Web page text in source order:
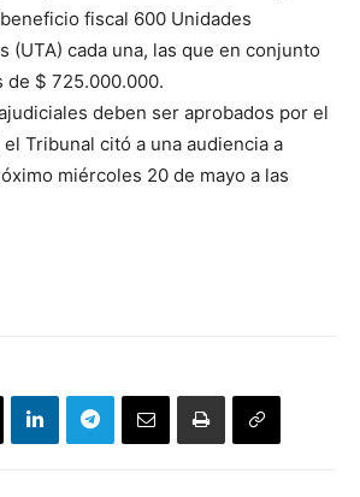
fiscal 600 Unidades
(UTA) cada una, las que en conjunto
de $ 725.000.000.
deben ser aprobados por el
Tribunal citó a una audiencia a
miércoles 20 de mayo a las